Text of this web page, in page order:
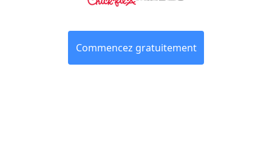
Commencez gratuitement